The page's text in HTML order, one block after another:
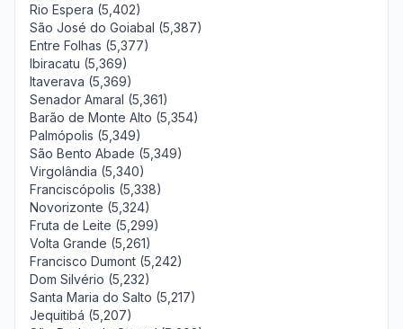
Rio Espera (5,402)
São José do Goiabal (5,387)
Entre Folhas (5,377)
Ibiracatu (5,369)
Itaverava (5,369)
Senador Amaral (5,361)
Barão de Monte Alto (5,354)
Palmópolis (5,349)
São Bento Abade (5,349)
Virgolândia (5,340)
Franciscópolis (5,338)
Novorizonte (5,324)
Fruta de Leite (5,299)
Volta Grande (5,261)
Francisco Dumont (5,242)
Dom Silvério (5,232)
Santa Maria do Salto (5,217)
Jequitibá (5,207)